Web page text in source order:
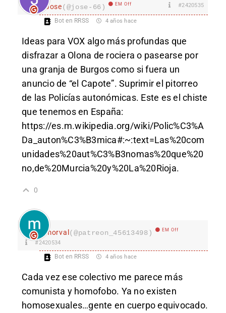
Jose(@jose-66) EM Off #2420535
Bot en RRSS 4 años hace
Ideas para VOX algo más profundas que
disfrazar a Olona de rociera o pasearse por
una granja de Burgos como si fuera un
anuncio de “el Capote”. Suprimir el pitorreo
de las Policías autonómicas. Este es el chiste
que tenemos en España:
https://es.m.wikipedia.org/wiki/Polic%C3%A
Da_auton%C3%B3mica#:~:text=Las%20com
unidades%20aut%C3%B3nomas%20que%20
no,de%20Murcia%20y%20La%20Rioja.
0
morval(@patreon_45613498) EM Off
#2420534
Bot en RRSS 4 años hace
Cada vez ese colectivo me parece más
comunista y homofobo. Ya no existen
homosexuales…gente en cuerpo equivocado.